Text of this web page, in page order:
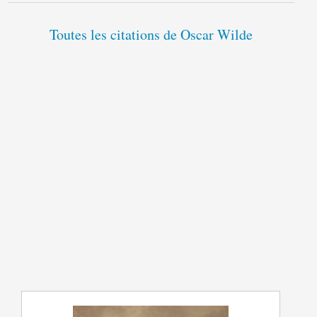
Toutes les citations de Oscar Wilde